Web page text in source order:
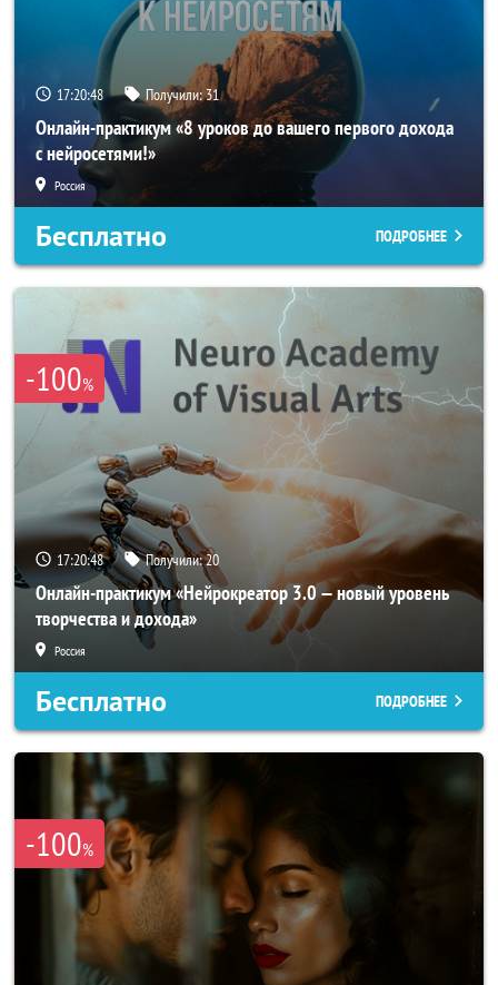
17:20:46 Получили:31
Онлайн-практикум «8 уроков до вашего первого дохода
с нейросетями!»
Россия
Бесплатно ПОДРОБНЕЕ
-100%
17:20:46 Получили:20
Онлайн-практикум «Нейрокреатор 3.0 — новый уровень
творчества и дохода»
Россия
Бесплатно ПОДРОБНЕЕ
-100%